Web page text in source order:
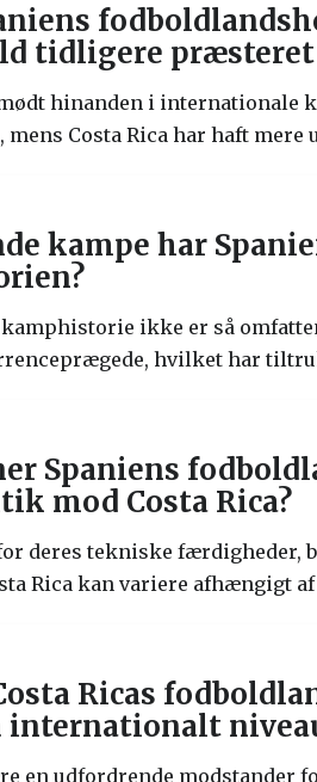
tidligere præsteret
hinanden i internationale
Costa Rica har haft mere
kampe har
ikke er så
hvilket har
Spaniens
mod Costa Rica?
deres tekniske færdigheder,
Rica kan variere afhængigt
Ricas
internationalt
en udfordrende modstander